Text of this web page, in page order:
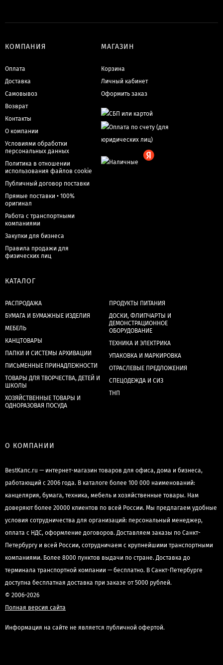
КОМПАНИЯ
Оплата
Доставка
Самовывоз
Возврат
Контакты
О компании
Условиями обработки
персональных данных
Политика в отношении
использования файлов cookie
Публичный договор поставки
Прямые поставки • 100%
оригинал
Работа с транспортными
компаниями
Закупки для бизнеса
Правила продажи для
физических лиц
МАГАЗИН
Корзина
Личный кабинет
Оформить заказ
КАТАЛОГ
РАСПРОДАЖА
БУМАГА И БУМАЖНЫЕ ИЗДЕЛИЯ
МЕБЕЛЬ
КАНЦТОВАРЫ
ПАПКИ И СИСТЕМЫ АРХИВАЦИИ
ПИСЬМЕННЫЕ ПРИНАДЛЕЖНОСТИ
ТОВАРЫ ДЛЯ ТВОРЧЕСТВА, ДЕТЕЙ И
ШКОЛЫ
ХОЗЯЙСТВЕННЫЕ ТОВАРЫ И
ОДНОРАЗОВАЯ ПОСУДА
ПРОДУКТЫ ПИТАНИЯ
ДОСКИ, ФЛИПЧАРТЫ И
ДЕМОНСТРАЦИОННОЕ
ОБОРУДОВАНИЕ
ТЕХНИКА И ЭЛЕКТРИКА
УПАКОВКА И МАРКИРОВКА
ОТРАСЛЕВЫЕ ПРЕДЛОЖЕНИЯ
СПЕЦОДЕЖДА И СИЗ
ТНП
О КОМПАНИИ
BestKanc.ru — интернет-магазин товаров для офиса, дома и бизнеса,
работающий с 2006 года. В каталоге более 100 000 наименований:
канцелярия, бумага, техника, мебель и хозяйственные товары. Нам
доверяют более 20000 клиентов по всей России. Мы предлагаем удобные
условия сотрудничества для организаций: персональный менеджер,
оплата с НДС, оформление договоров. Доставляем заказы по Санкт-
Петербургу и всей России, сотрудничаем с крупнейшими транспортными
компаниями. Более 8000 пунктов выдачи по стране. Доставка до
терминала транспортной компании — бесплатно. В Санкт-Петербурге
доступна бесплатная доставка при заказе от 5000 рублей.
© 2006–2026
Полная версия сайта
Информация на сайте не является публичной офертой.